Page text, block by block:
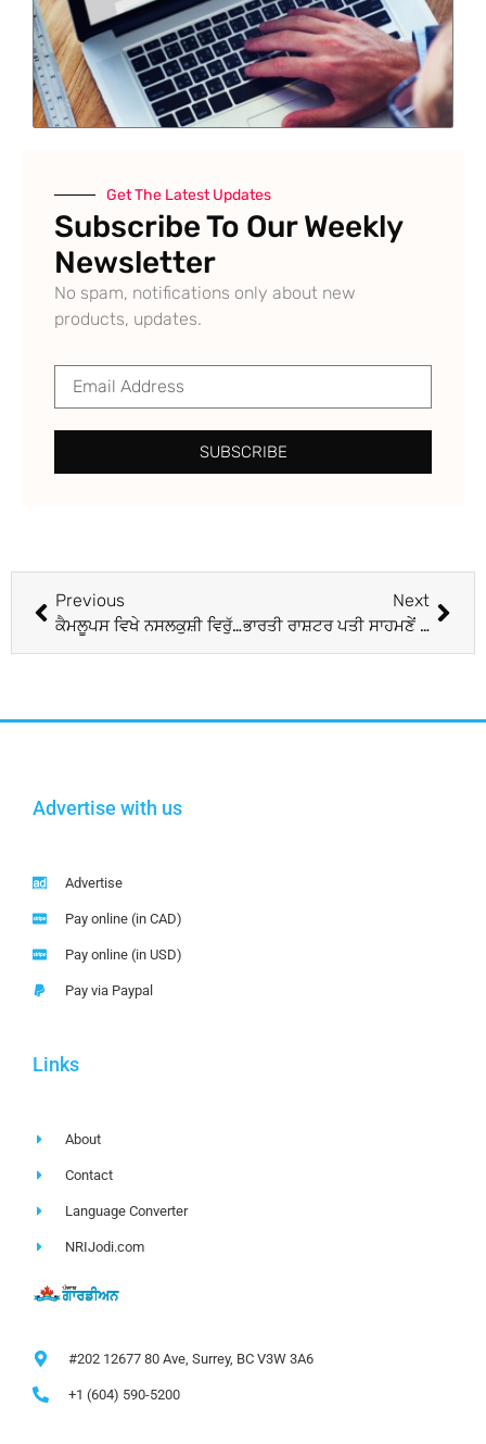
Get The Latest Updates
Subscribe To Our Weekly
Newsletter
No spam, notifications only about new
products, updates.
SUBSCRIBE
Previous
ਕੈਮਲੂਪਸ ਵਿਖੇ ਨਸਲਕੁਸ਼ੀ ਵਿਰੁੱਧ ਮੁਹਿੰਮ
Next
ਭਾਰਤੀ ਰਾਸ਼ਟਰ ਪਤੀ ਸਾਹਮਣੇਂ ਗੁਰਬਾਣੀ ’ਤੇ ਡਾਂਸ :ਸਿੱਖ ਪੰਥ ਵਿੱਚ ਰੋਸ
Advertise with us
Advertise
Pay online (in CAD)
Pay online (in USD)
Pay via Paypal
Links
About
Contact
Language Converter
NRIJodi.com
#202 12677 80 Ave, Surrey, BC V3W 3A6
+1 (604) 590-5200